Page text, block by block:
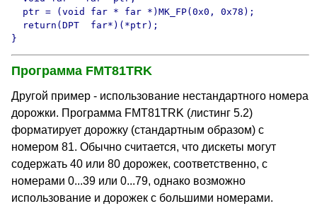
  ptr = (void far * far *)MK_FP(0x0, 0x78);
  return(DPT  far*)(*ptr);
}
Программа FMT81TRK
Другой пример - использование нестандартного номера
дорожки. Программа FMT81TRK (листинг 5.2)
форматирует дорожку (стандартным образом) с
номером 81. Обычно считается, что дискеты могут
содержать 40 или 80 дорожек, соответственно, с
номерами 0...39 или 0...79, однако возможно
использование и дорожек с большими номерами.